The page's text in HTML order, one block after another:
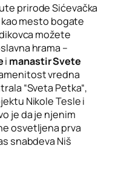
prirode Sićevačka
mesto bogate
možete
hrama –
i manastir Svete
vredna
“Sveta Petka“,
Nikole Tesle i
je da je njenim
osvetljena prva
snabdeva Niš